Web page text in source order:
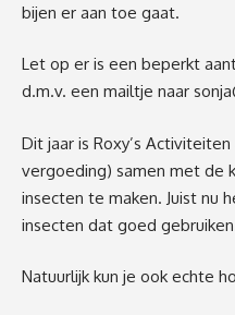
bijen er aan toe gaat.
Let op er is een beperkt
d.m.v. een mailtje naar
Dit jaar is Roxy’s
vergoeding) samen met de
insecten te maken. Juist nu
insecten dat goed
Natuurlijk kun je ook echte